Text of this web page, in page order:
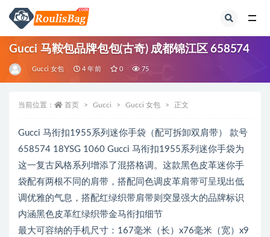
Gucci 马鞍包品牌包包(古奇) 成都锦江区 658574
Gucci 女包 4 年前 0 75
当前位置： 首页 Gucci Gucci 女包 正文
Gucci 马衔扣1955系列迷你手袋（配可拆卸双肩带） 款号
658574 18YSG 1060 Gucci 马衔扣1955系列迷你手袋为
这一复古风格系列增添了混搭格调。这款黑色皮革迷你手
袋配有两根不同的肩带，搭配同色调皮革肩带可呈现出低
调优雅的气息，搭配红绿织带肩带则突显强大的品牌标识
内涵黑色皮革红绿织带金马衔扣细节
最大可容纳的手机尺寸：167毫米（长）x76毫米（宽）x9